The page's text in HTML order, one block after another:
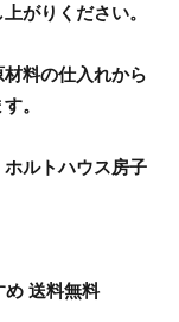
がりください。
料の仕入れから
。
ルトハウス房子
め 送料無料